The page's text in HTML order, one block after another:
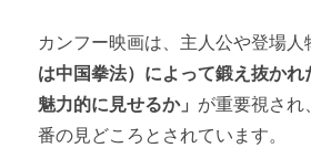
カンフー映画は、主人公や登場人
は中国拳法）によって鍛え抜かれ
魅力的に見せるか」 が重要視され
番の見どころとされています。